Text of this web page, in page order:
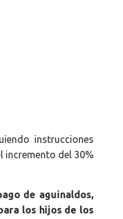
instrucciones
incremento del 30%
de aguinaldos,
los hijos de los